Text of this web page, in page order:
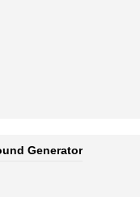
Generator